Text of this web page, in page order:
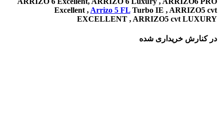
Excellent , Arrizo 5 FL Turbo IE , ARRIZO5 cvt
EXCELLENT , ARRIZO5 cvt LUXURY
در کنارش خریداری شده